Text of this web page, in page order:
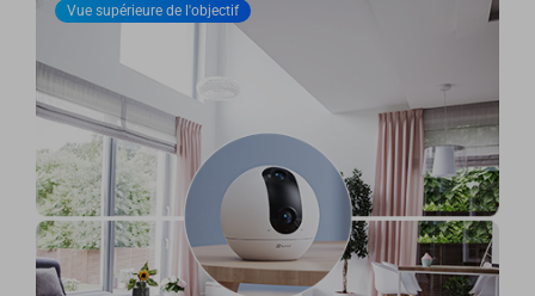
Vue supérieure de l'objectif